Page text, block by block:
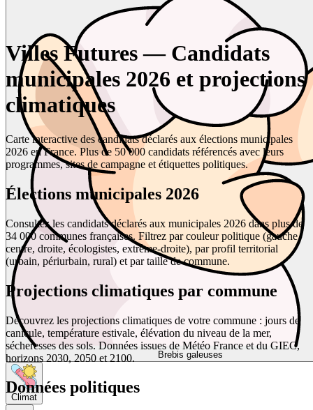
Brebis galeuses
Climat
Villes Futures — Candidats
municipales 2026 et projections
climatiques
Carte interactive des candidats déclarés aux élections municipales
2026 en France. Plus de 50 000 candidats référencés avec leurs
programmes, sites de campagne et étiquettes politiques.
Élections municipales 2026
Consultez les candidats déclarés aux municipales 2026 dans plus de
34 000 communes françaises. Filtrez par couleur politique (gauche,
centre, droite, écologistes, extrême-droite), par profil territorial
(urbain, périurbain, rural) et par taille de commune.
Projections climatiques par commune
Découvrez les projections climatiques de votre commune : jours de
canicule, température estivale, élévation du niveau de la mer,
sécheresses des sols. Données issues de Météo France et du GIEC,
horizons 2030, 2050 et 2100.
Données politiques